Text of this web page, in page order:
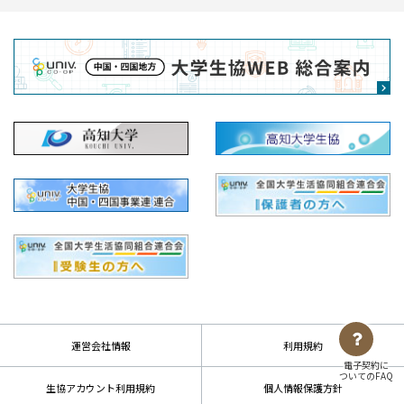
運営会社情報 利用規約
生協アカウント利用規約 個人情報保護方針
電子契約に
ついてのFAQ